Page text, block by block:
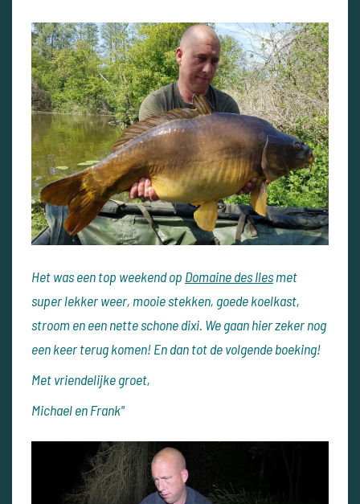
Het was een top weekend op Domaine des Ilesmet
super lekker weer, mooie stekken, goede koelkast,
stroom en een nette schone dixi. We gaan hier zeker nog
een keer terug komen! En dan tot de volgende boeking!
Met vriendelijke groet,
Michael en Frank"